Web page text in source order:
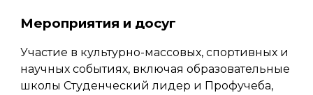
Мероприятия и досуг
Участие в культурно-массовых, спортивных и
научных событиях, включая образовательные
школы Студенческий лидер и Профучеба,